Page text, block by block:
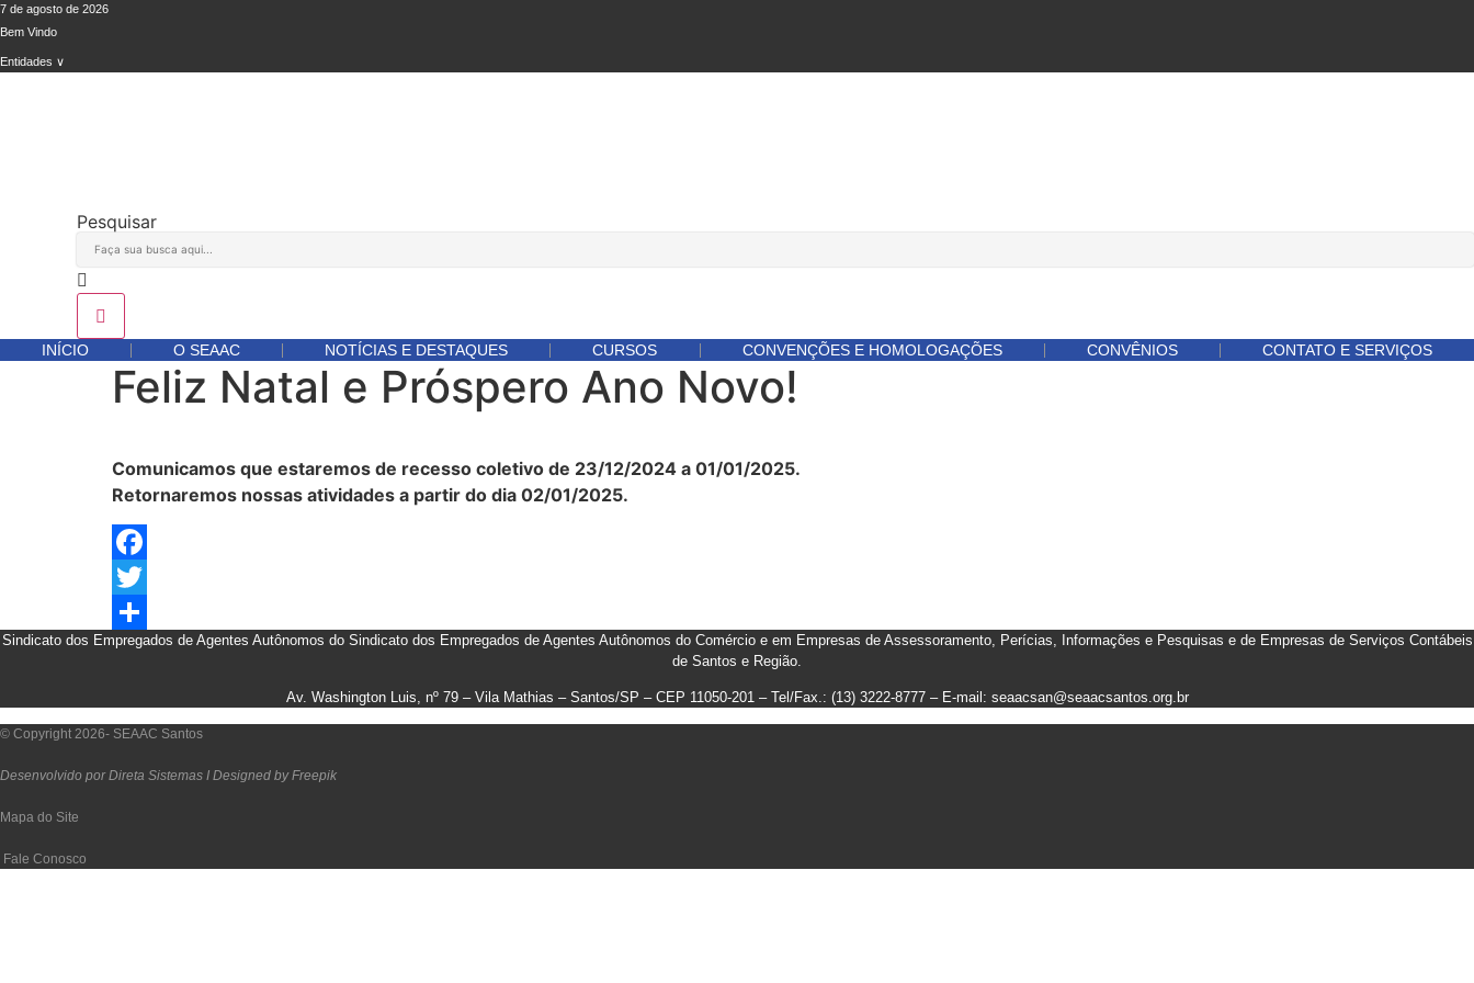
Ir
para
o
7 de agosto de 2026
Bem Vindo
Entidades ∨
Pesquisar
INÍCIO O SEAAC NOTÍCIAS E DESTAQUES CURSOS CONVENÇÕES E HOMOLOGAÇÕES CONVÊNIOS CONTATO E SERVIÇOS
Feliz Natal e Próspero Ano Novo!
Comunicamos que estaremos de recesso coletivo de 23/12/2024 a 01/01/2025.
Retornaremos nossas atividades a partir do dia 02/01/2025.
Facebook
Twitter
Share
Sindicato dos Empregados de Agentes Autônomos do Sindicato dos Empregados de Agentes Autônomos do Comércio e em Empresas de Assessoramento, Perícias, Informações e Pesquisas e de Empresas de Serviços Contábeis
de Santos e Região
Av. Washington Luis, nº 79 – Vila Mathias – Santos/SP – CEP 11050-201 – Tel/Fax.: (13) 3222-8777 – E-mail: seaacsan@seaacsantos.org.br
© Copyright 2026- SEAAC Santos
Desenvolvido por Direta Sistemas I Designed by Freepik
Mapa do Site
Fale Conosco